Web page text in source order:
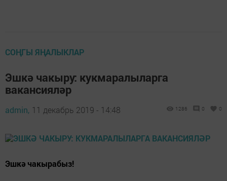
СОҢГЫ ЯҢАЛЫКЛАР
Эшкә чакыру: кукмаралыларга
вакансияләр
admin, 11 декабрь 2019 - 14:48 1286 0 0
Эшкә чакырабыз!